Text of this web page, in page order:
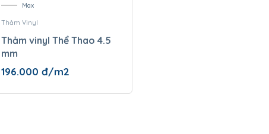
Max
Thảm Vinyl
Thảm vinyl Thể Thao 4.5
mm
196.000 đ/m2